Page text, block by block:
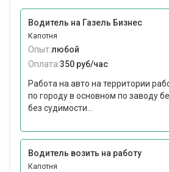
Водитель на Газель Бизнес
Капотня
Опыт:любой
Оплата:350 руб/час
Работа на авто на территории
по городу в основном по заводу
без судимости...
Водитель возить на работу
Капотня